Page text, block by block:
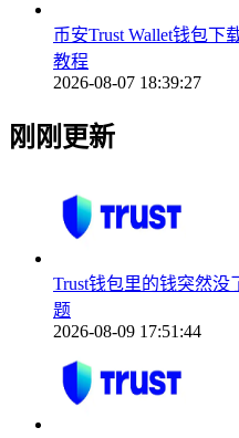
币安Trust Wallet钱包下
教程
2026-08-07 18:39:27
刚刚更新
Trust钱包里的钱突然没
题
2026-08-09 17:51:44